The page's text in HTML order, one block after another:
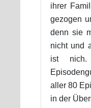
ihrer
gezogen
denn sie
nicht und
ist
aller 80
in der